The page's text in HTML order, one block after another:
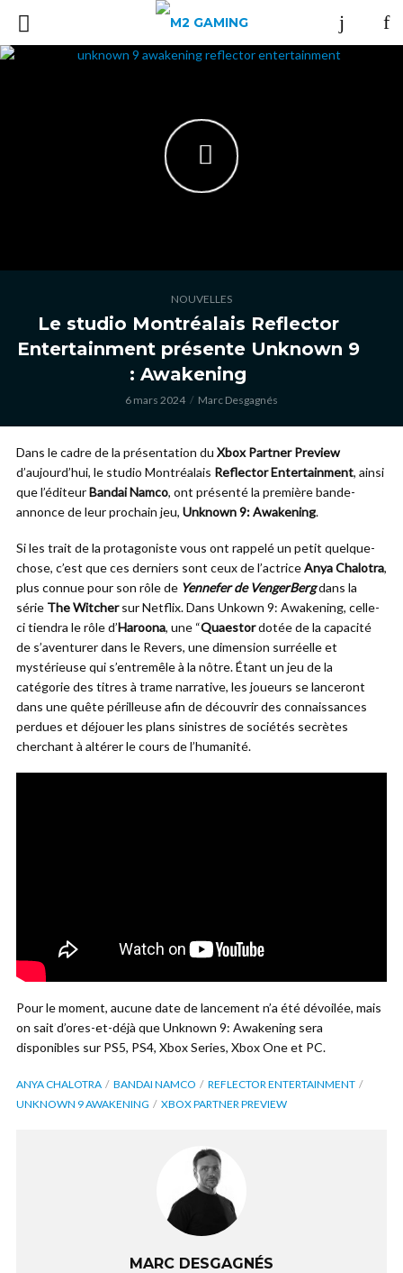
NOUVELLES
Le studio Montréalais Reflector
Entertainment présente Unknown 9
: Awakening
6 mars 2024 Marc Desgagnés
Dans le cadre de la présentation du Xbox Partner Preview
d’aujourd’hui, le studio Montréalais Reflector Entertainment, ainsi
que l’éditeurBandai Namco, ont présenté la première bande-
annonce de leur prochain jeu, Unknown 9: Awakening.
Si les trait de la protagoniste vous ont rappelé un petit quelque-
chose, c’est que ces derniers sont ceux de l’actriceAnya Chalotra,
plus connue pour son rôle de Yennefer de VengerBergdans la
série The Witchersur Netflix. Dans Unkown 9: Awakening, celle-
ci tiendra le rôle d’Haroona, une “Quaestordotée de la capacité
de s’aventurer dans le Revers, une dimension surréelle et
mystérieuse qui s’entremêle à la nôtre. Étant un jeu de la
catégorie des titres à trame narrative, les joueurs se lanceront
dans une quête périlleuse afin de découvrir des connaissances
perdues et déjouer les plans sinistres de sociétés secrètes
cherchant à altérer le cours de l’humanité.
Pour le moment, aucune date de lancement n’a été dévoilée, mais
on sait d’ores-et-déjà que Unknown 9: Awakening sera
disponibles sur PS5, PS4, Xbox Series, Xbox One et PC.
ANYA CHALOTRA BANDAI NAMCO
REFLECTOR ENTERTAINMENT
UNKNOWN 9 AWAKENING
XBOX PARTNER PREVIEW
MARC DESGAGNÉS